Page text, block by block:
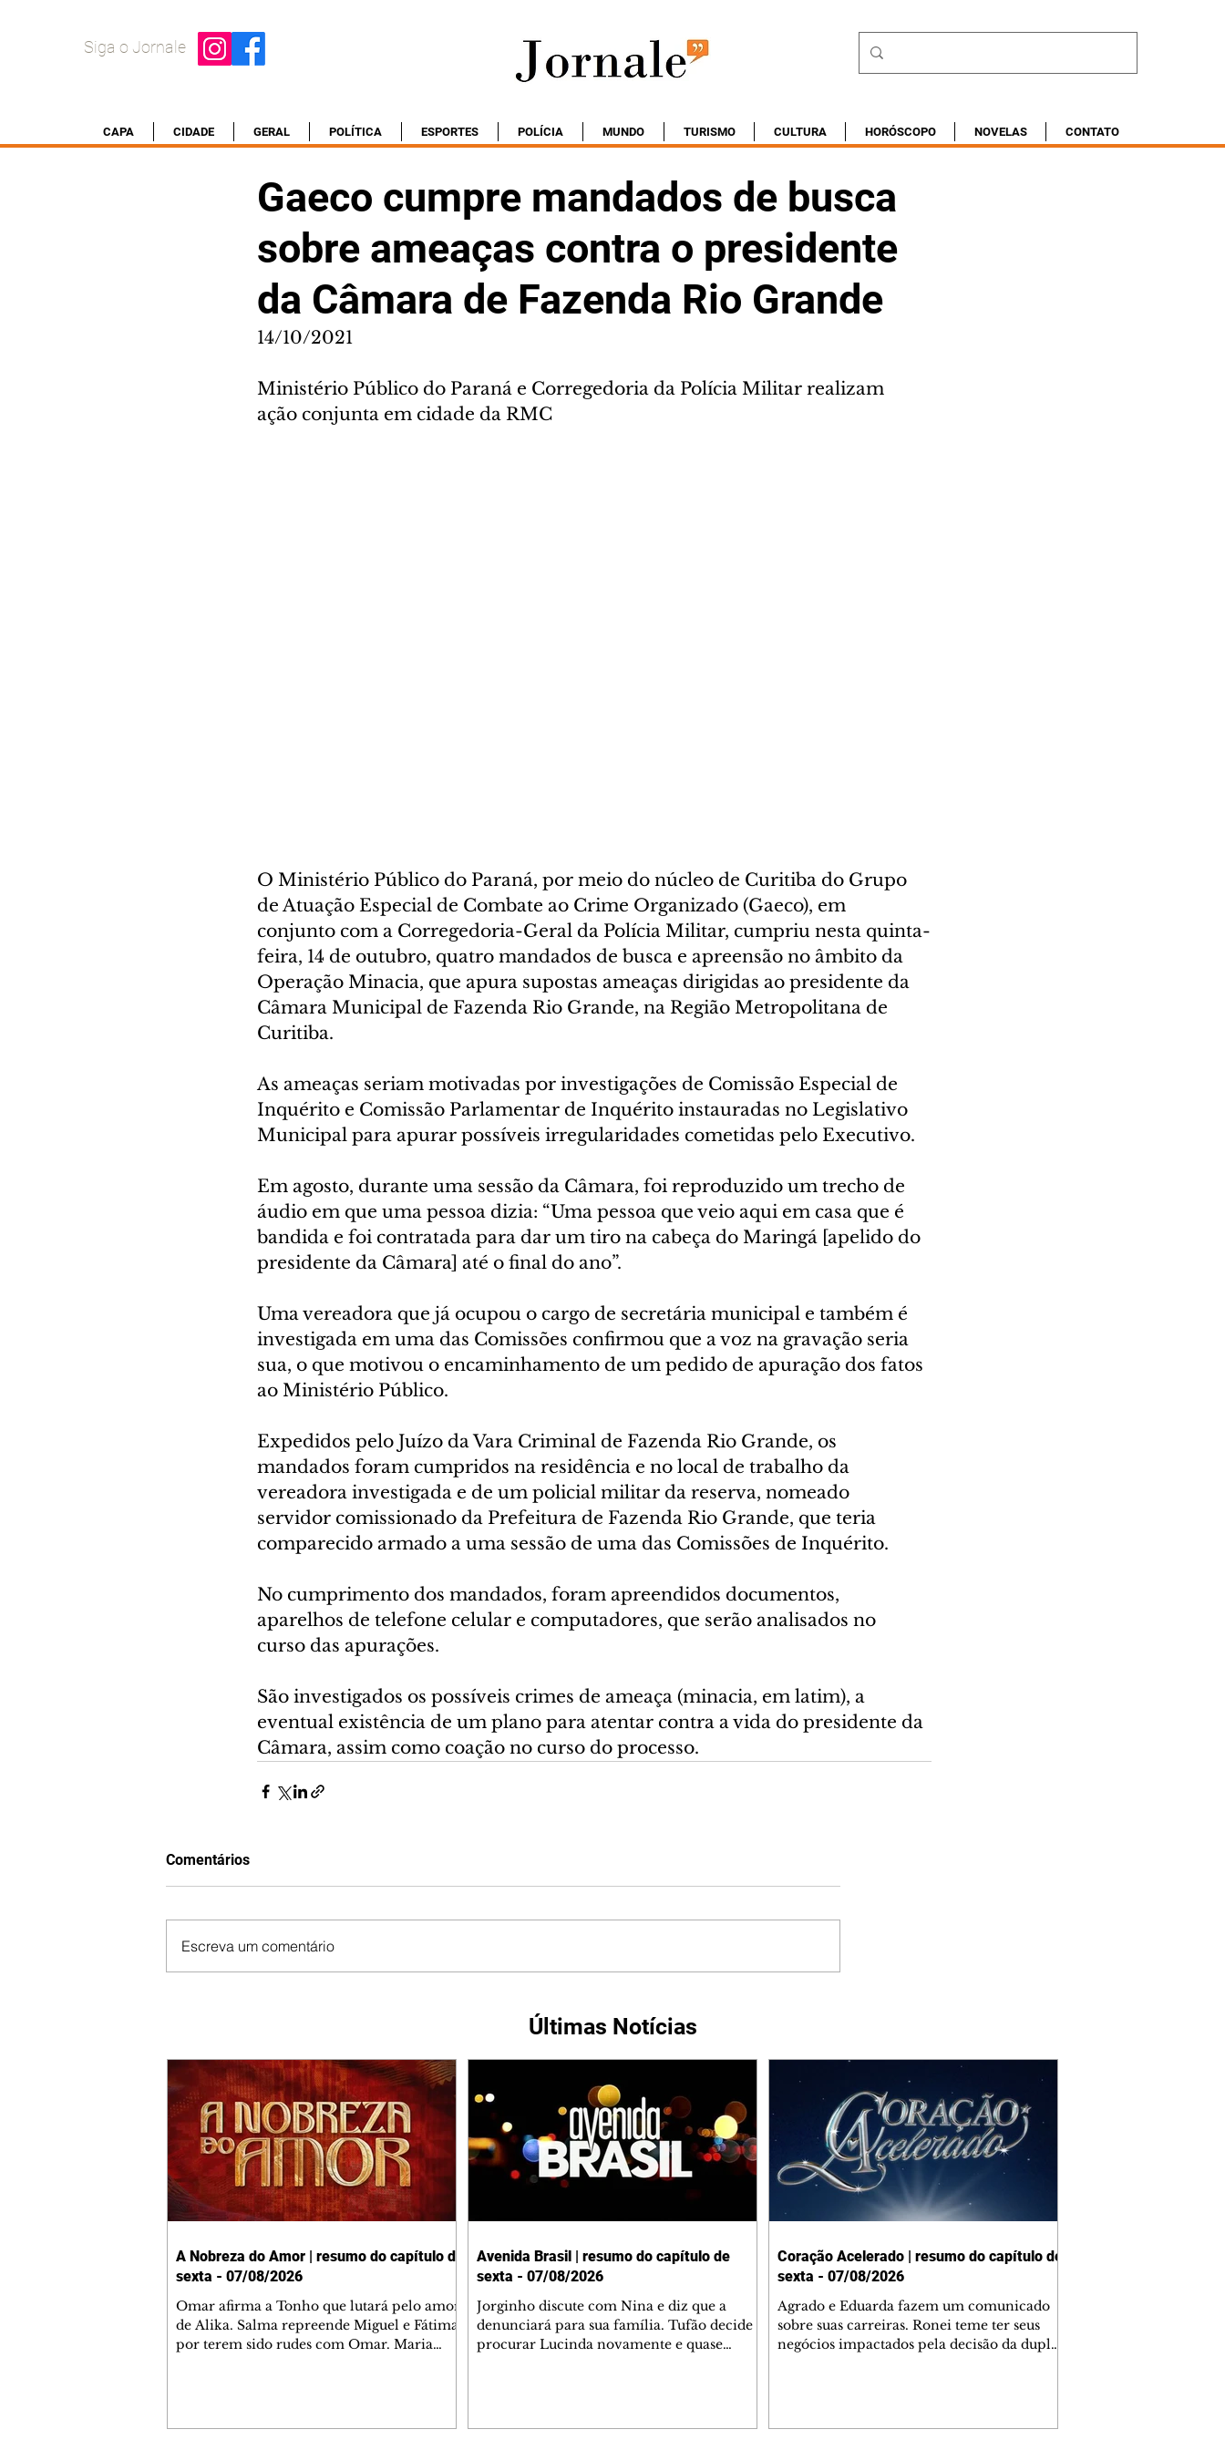
Siga o Jornale
CAPA CIDADE GERAL POLÍTICA ESPORTES POLÍCIA MUNDO TURISMO CULTURA HORÓSCOPO NOVELAS CONTATO
Gaeco cumpre mandados de busca
sobre ameaças contra o presidente
da Câmara de Fazenda Rio Grande
14/10/2021
Ministério Público do Paraná e Corregedoria da Polícia Militar realizam
ação conjunta em cidade da RMC
O Ministério Público do Paraná, por meio do núcleo de Curitiba do Grupo
de Atuação Especial de Combate ao Crime Organizado (Gaeco), em
conjunto com a Corregedoria-Geral da Polícia Militar, cumpriu nesta quinta-
feira, 14 de outubro, quatro mandados de busca e apreensão no âmbito da
Operação Minacia, que apura supostas ameaças dirigidas ao presidente da
Câmara Municipal de Fazenda Rio Grande, na Região Metropolitana de
Curitiba.
As ameaças seriam motivadas por investigações de Comissão Especial de
Inquérito e Comissão Parlamentar de Inquérito instauradas no Legislativo
Municipal para apurar possíveis irregularidades cometidas pelo Executivo.
Em agosto, durante uma sessão da Câmara, foi reproduzido um trecho de
áudio em que uma pessoa dizia: “Uma pessoa que veio aqui em casa que é
bandida e foi contratada para dar um tiro na cabeça do Maringá [apelido do
presidente da Câmara] até o final do ano”.
Uma vereadora que já ocupou o cargo de secretária municipal e também é
investigada em uma das Comissões confirmou que a voz na gravação seria
sua, o que motivou o encaminhamento de um pedido de apuração dos fatos
ao Ministério Público.
Expedidos pelo Juízo da Vara Criminal de Fazenda Rio Grande, os
mandados foram cumpridos na residência e no local de trabalho da
vereadora investigada e de um policial militar da reserva, nomeado
servidor comissionado da Prefeitura de Fazenda Rio Grande, que teria
comparecido armado a uma sessão de uma das Comissões de Inquérito.
No cumprimento dos mandados, foram apreendidos documentos,
aparelhos de telefone celular e computadores, que serão analisados no
curso das apurações.
São investigados os possíveis crimes de ameaça (minacia, em latim), a
eventual existência de um plano para atentar contra a vida do presidente da
Câmara, assim como coação no curso do processo.
Comentários
Escreva um comentário
Últimas Notícias
A Nobreza do Amor | resumo do capítulo de
sexta - 07/08/2026
Omar afirma a Tonho que lutará pelo amor
de Alika. Salma repreende Miguel e Fátima
por terem sido rudes com Omar. Maria
Avenida Brasil | resumo do capítulo de
sexta - 07/08/2026
Jorginho discute com Nina e diz que a
denunciará para sua família. Tufão decide
procurar Lucinda novamente e quase
Coração Acelerado | resumo do capítulo de
sexta - 07/08/2026
Agrado e Eduarda fazem um comunicado
sobre suas carreiras. Ronei teme ter seus
negócios impactados pela decisão da dupla.